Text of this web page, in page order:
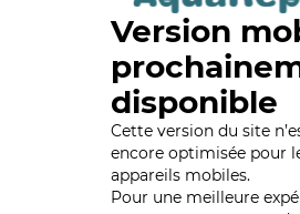
Version
disponible
Cette version du site
encore optimisée pour
appareils mobiles.
Pour une meilleure